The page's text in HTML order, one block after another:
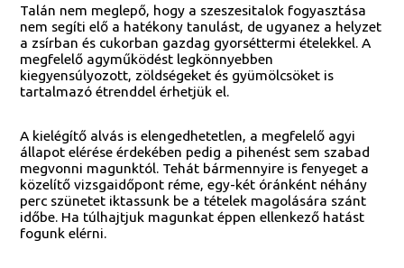
Talán nem meglepő, hogy a szeszesitalok fogyasztása
nem segíti elő a hatékony tanulást, de ugyanez a helyzet
a zsírban és cukorban gazdag gyorséttermi ételekkel. A
megfelelő agyműködést legkönnyebben
kiegyensúlyozott, zöldségeket és gyümölcsöket is
tartalmazó étrenddel érhetjük el.
A kielégítő alvás is elengedhetetlen, a megfelelő agyi
állapot elérése érdekében pedig a pihenést sem szabad
megvonni magunktól. Tehát bármennyire is fenyeget a
közelítő vizsgaidőpont réme, egy-két óránként néhány
perc szünetet iktassunk be a tételek magolására szánt
időbe. Ha túlhajtjuk magunkat éppen ellenkező hatást
fogunk elérni.